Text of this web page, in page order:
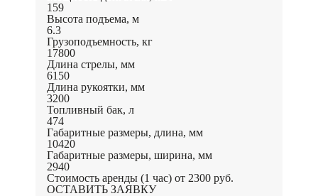
159
Высота подъема, м
6.3
Грузоподъемность, кг
17800
Длина стрелы, мм
6150
Длина рукоятки, мм
3200
Топливный бак, л
474
Габаритные размеры, длина, мм
10420
Габаритные размеры, ширина, мм
2940
Стоимость аренды (1 час) от 2300 руб.
ОСТАВИТЬ ЗАЯВКУ